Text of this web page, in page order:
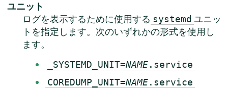
ユニット
ログを表示するために使用する systemd ユニッ
トを指定します。次のいずれかの形式を使用し
ます。
_SYSTEMD_UNIT=NAME.service
COREDUMP_UNIT=NAME.service